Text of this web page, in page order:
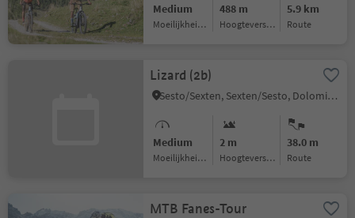
Medium
Moeilijkheidsgraad
488 m
Hoogteverschil
5.9 km
Route
Lizard (2b)
Sesto/Sexten, Sexten/Sesto, Dolomites Region 3 Zinnen
Medium
Moeilijkheidsgraad
2 m
Hoogteverschil
38.0 m
Route
MTB Fanes-Tour